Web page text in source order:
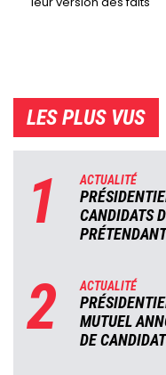
LES PLUS VUS
1 ACTUALITÉ
CANDIDATS
2 ACTUALITÉ
MUTUEL
DE